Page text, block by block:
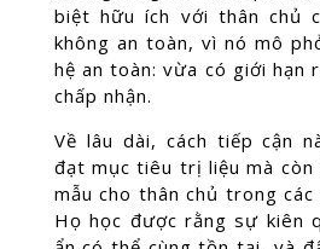
biệt hữu ích với thân chủ
không an toàn, vì nó mô
hệ an toàn: vừa có giới hạn
chấp nhận.
Về lâu dài, cách tiếp cận
đạt mục tiêu trị liệu mà còn
mẫu cho thân chủ trong các
Họ học được rằng sự kiên